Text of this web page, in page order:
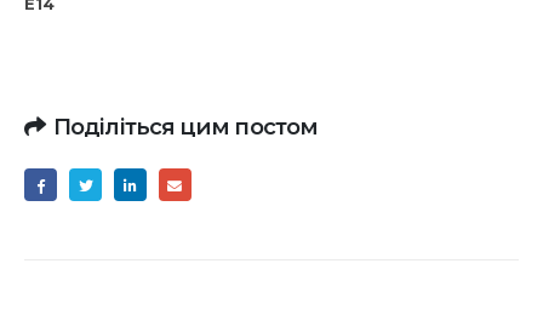
Поділіться цим постом